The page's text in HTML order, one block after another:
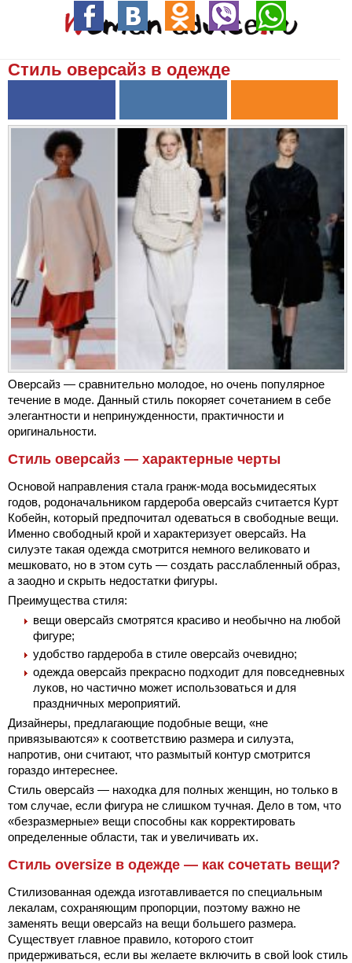
Стиль оверсайз в одежде
Оверсайз — сравнительно молодое, но очень популярное
течение в моде. Данный стиль покоряет сочетанием в себе
элегантности и непринужденности, практичности и
оригинальности.
Стиль оверсайз — характерные черты
Основой направления стала гранж-мода восьмидесятых
годов, родоначальником гардероба оверсайз считается Курт
Кобейн, который предпочитал одеваться в свободные вещи.
Именно свободный крой и характеризует оверсайз. На
силуэте такая одежда смотрится немного великовато и
мешковато, но в этом суть — создать расслабленный образ,
а заодно и скрыть недостатки фигуры.
Преимущества стиля:
вещи оверсайз смотрятся красиво и необычно на любой
фигуре;
удобство гардероба в стиле оверсайз очевидно;
одежда оверсайз прекрасно подходит для повседневных
луков, но частично может использоваться и для
праздничных мероприятий.
Дизайнеры, предлагающие подобные вещи, «не
привязываются» к соответствию размера и силуэта,
напротив, они считают, что размытый контур смотрится
гораздо интереснее.
Стиль оверсайз — находка для полных женщин, но только в
том случае, если фигура не слишком тучная. Дело в том, что
«безразмерные» вещи способны как корректировать
определенные области, так и увеличивать их.
Стиль oversize в одежде — как сочетать вещи?
Стилизованная одежда изготавливается по специальным
лекалам, сохраняющим пропорции, поэтому важно не
заменять вещи оверсайз на вещи большего размера.
Существует главное правило, которого стоит
придерживаться, если вы желаете включить в свой look стиль